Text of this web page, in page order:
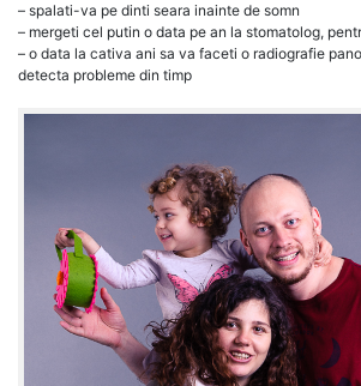
– spalati-va pe dinti seara inainte de somn
– mergeti cel putin o data pe an la stomatolog,
– o data la cativa ani sa va faceti o radiografie
detecta probleme din timp